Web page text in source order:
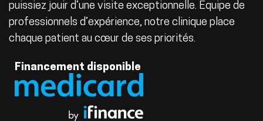
puissiez jouir d’une visite exceptionnelle. Équipe de
professionnels d’expérience, notre clinique place
chaque patient au cœur de ses priorités.
Financement disponible